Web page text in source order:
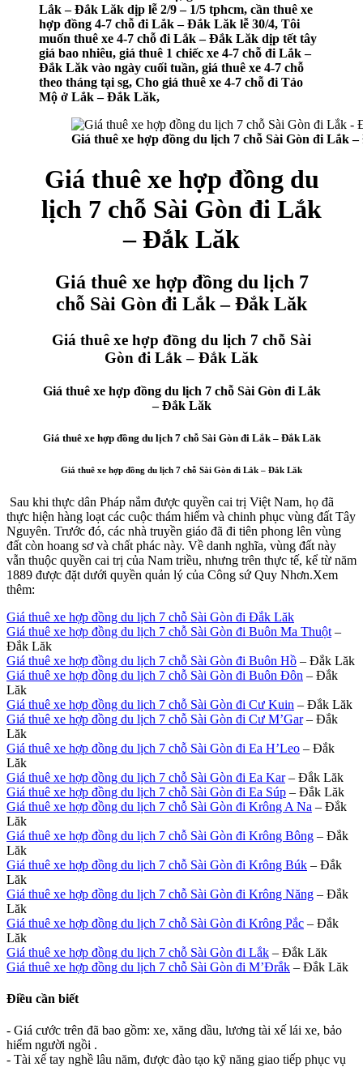
Lắk – Đắk Lăk dịp lễ 2/9 – 1/5 tphcm, cần thuê xe
hợp đồng 4-7 chỗ đi Lắk – Đắk Lăk lễ 30/4, Tôi
muốn thuê xe 4-7 chỗ đi Lắk – Đắk Lăk dịp tết tây
giá bao nhiêu, giá thuê 1 chiếc xe 4-7 chỗ đi Lắk –
Đắk Lăk vào ngày cuối tuần, giá thuê xe 4-7 chỗ
theo tháng tại sg, Cho giá thuê xe 4-7 chỗ đi Tảo
Mộ ở Lắk – Đắk Lăk,
Giá thuê xe hợp đồng du lịch 7 chỗ Sài Gòn đi Lắk
Giá thuê xe hợp đồng du
lịch 7 chỗ Sài Gòn đi Lắk
– Đắk Lăk
Giá thuê xe hợp đồng du lịch 7
chỗ Sài Gòn đi Lắk – Đắk Lăk
Giá thuê xe hợp đồng du lịch 7 chỗ Sài
Gòn đi Lắk – Đắk Lăk
Giá thuê xe hợp đồng du lịch 7 chỗ Sài Gòn đi Lắk
– Đắk Lăk
Giá thuê xe hợp đồng du lịch 7 chỗ Sài Gòn đi Lắk – Đắk Lăk
Giá thuê xe hợp đồng du lịch 7 chỗ Sài Gòn đi Lắk – Đắk Lăk
Sau khi thực dân Pháp nắm được quyền cai trị Việt Nam, họ đã
thực hiện hàng loạt các cuộc thám hiểm và chinh phục vùng đất Tây
Nguyên. Trước đó, các nhà truyền giáo đã đi tiên phong lên vùng
đất còn hoang sơ và chất phác này. Về danh nghĩa, vùng đất này
vẫn thuộc quyền cai trị của Nam triều, nhưng trên thực tế, kể từ năm
1889 được đặt dưới quyền quản lý của Công sứ Quy Nhơn.Xem
thêm:
Giá thuê xe hợp đồng du lịch 7 chỗ Sài Gòn đi Đắk Lăk
Giá thuê xe hợp đồng du lịch 7 chỗ Sài Gòn đi Buôn Ma Thuột –
Đắk Lăk
Giá thuê xe hợp đồng du lịch 7 chỗ Sài Gòn đi Buôn Hồ – Đắk Lăk
Giá thuê xe hợp đồng du lịch 7 chỗ Sài Gòn đi Buôn Đôn – Đắk
Lăk
Giá thuê xe hợp đồng du lịch 7 chỗ Sài Gòn đi Cư Kuin – Đắk Lăk
Giá thuê xe hợp đồng du lịch 7 chỗ Sài Gòn đi Cư M’Gar– Đắk
Lăk
Giá thuê xe hợp đồng du lịch 7 chỗ Sài Gòn đi Ea H’Leo – Đắk
Lăk
Giá thuê xe hợp đồng du lịch 7 chỗ Sài Gòn đi Ea Kar– Đắk Lăk
Giá thuê xe hợp đồng du lịch 7 chỗ Sài Gòn đi Ea Súp – Đắk Lăk
Giá thuê xe hợp đồng du lịch 7 chỗ Sài Gòn đi Krông A Na – Đắk
Lăk
Giá thuê xe hợp đồng du lịch 7 chỗ Sài Gòn đi Krông Bông – Đắk
Lăk
Giá thuê xe hợp đồng du lịch 7 chỗ Sài Gòn đi Krông Búk – Đắk
Lăk
Giá thuê xe hợp đồng du lịch 7 chỗ Sài Gòn đi Krông Năng – Đắk
Lăk
Giá thuê xe hợp đồng du lịch 7 chỗ Sài Gòn đi Krông Pắc – Đắk
Lăk
Giá thuê xe hợp đồng du lịch 7 chỗ Sài Gòn đi Lắk – Đắk Lăk
Giá thuê xe hợp đồng du lịch 7 chỗ Sài Gòn đi M’Đrắk – Đắk Lăk
Điều cần biết
- Giá cước trên đã bao gồm: xe, xăng dầu, lương tài xế lái xe, bảo
hiểm người ngồi .
- Tài xế tay nghề lâu năm, được đào tạo kỹ năng giao tiếp phục vụ